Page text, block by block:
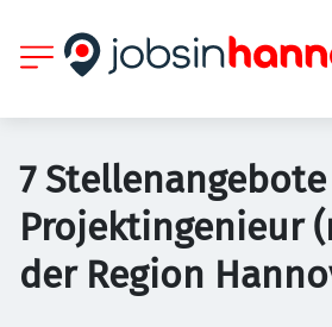
7
Projektingenieur
der Region